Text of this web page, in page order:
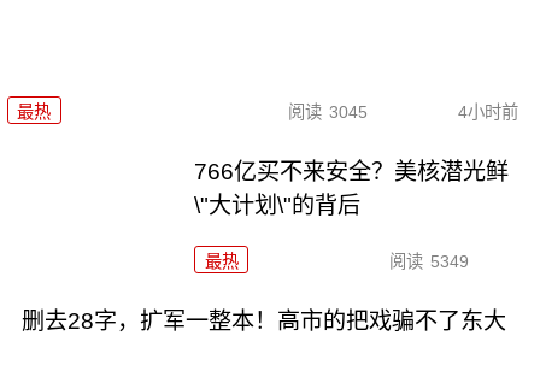
最热 阅读 3045 4小时前
766亿买不来安全？美核潜光鲜
\"大计划\"的背后
最热 阅读 5349
删去28字，扩军一整本！高市的把戏骗不了东大